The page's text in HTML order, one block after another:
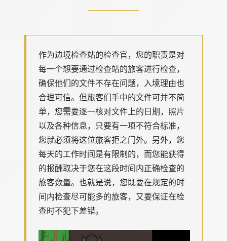
作为边境检查站的检查官，您的职责是对
每一个想要通过检查站的旅客进行检查，
确保他们的文件不存在问题，入境理由也
合理可信。但旅客们手中的文件可并不简
单，您需要逐一核对文件上的日期，照片
以及各种信息，只要有一项不符合标准，
您就必须将这位旅客拒之门外。另外，您
每天的工作时间是有限制的，而您能获得
的报酬取决于您在这段时间内正确检查的
旅客数量。也就是说，您既要在规定的时
间内检查尽可能多的旅客，又要保证在检
查时不犯下差错。